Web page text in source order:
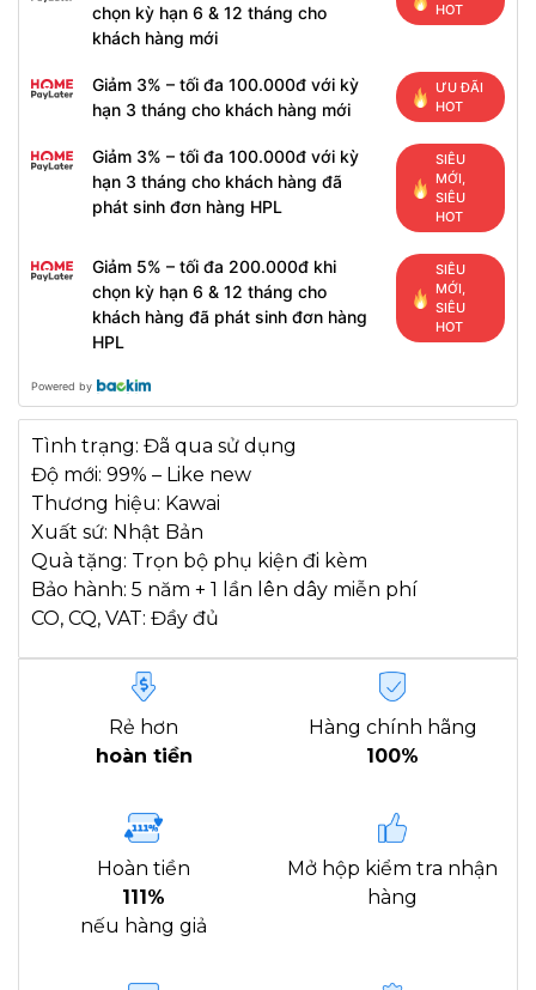
chọn kỳ hạn 6 & 12 tháng cho
khách hàng mới
HOT
Giảm 3% – tối đa 100.000đ với kỳ
hạn 3 tháng cho khách hàng mới
ƯU ĐÃI
HOT
Giảm 3% – tối đa 100.000đ với kỳ
hạn 3 tháng cho khách hàng đã
phát sinh đơn hàng HPL
SIÊU
MỚI,
SIÊU
HOT
Giảm 5% – tối đa 200.000đ khi
chọn kỳ hạn 6 & 12 tháng cho
khách hàng đã phát sinh đơn hàng
HPL
SIÊU
MỚI,
SIÊU
HOT
Powered by
Tình trạng: Đã qua sử dụng
Độ mới: 99% – Like new
Thương hiệu: Kawai
Xuất sứ: Nhật Bản
Quà tặng: Trọn bộ phụ kiện đi kèm
Bảo hành: 5 năm + 1 lần lên dây miễn phí
CO, CQ, VAT: Đầy đủ
Rẻ hơn
hoàn tiền
Hàng chính hãng
100%
Hoàn tiền
111%
nếu hàng giả
Mở hộp kiểm tra nhận
hàng